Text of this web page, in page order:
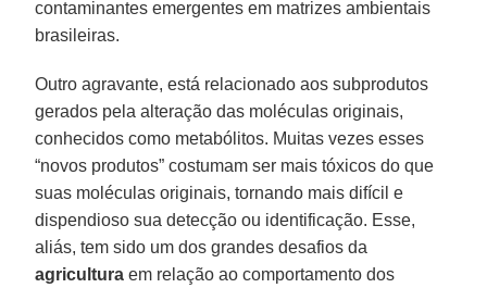
contaminantes emergentes em matrizes ambientais
brasileiras.
Outro agravante, está relacionado aos subprodutos
gerados pela alteração das moléculas originais,
conhecidos como metabólitos. Muitas vezes esses
“novos produtos” costumam ser mais tóxicos do que
suas moléculas originais, tornando mais difícil e
dispendioso sua detecção ou identificação. Esse,
aliás, tem sido um dos grandes desafios da
agricultura em relação ao comportamento dos